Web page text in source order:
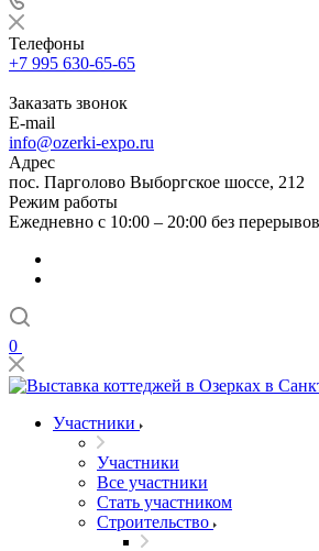
Телефоны
+7 995 630-65-65
Заказать звонок
E-mail
info@ozerki-expo.ru
Адрес
пос. Парголово Выборгское шоссе, 212
Режим работы
Ежедневно с 10:00 – 20:00 без
0
Участники
Участники
Все участники
Стать участником
Строительство